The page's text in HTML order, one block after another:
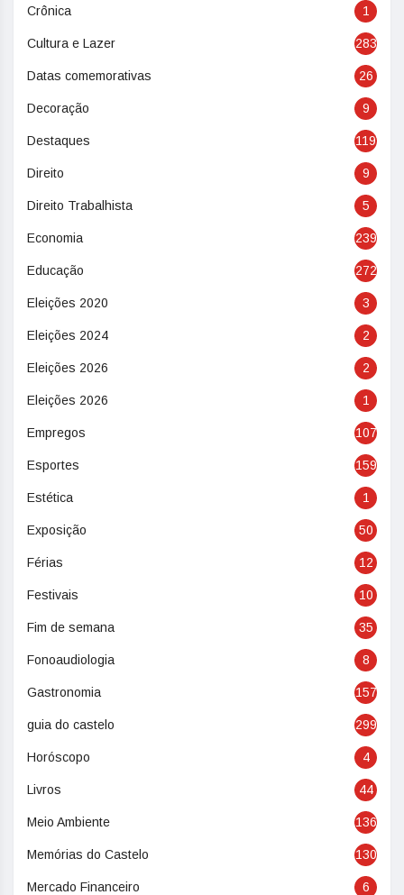
Crônica 1
Cultura e Lazer 283
Datas comemorativas 26
Decoração 9
Destaques 119
Direito 9
Direito Trabalhista 5
Economia 239
Educação 272
Eleições 2020 3
Eleições 2024 2
Eleições 2026 2
Eleições 2026 1
Empregos 107
Esportes 159
Estética 1
Exposição 50
Férias 12
Festivais 10
Fim de semana 35
Fonoaudiologia 8
Gastronomia 157
guia do castelo 299
Horóscopo 4
Livros 44
Meio Ambiente 136
Memórias do Castelo 130
Mercado Financeiro 6